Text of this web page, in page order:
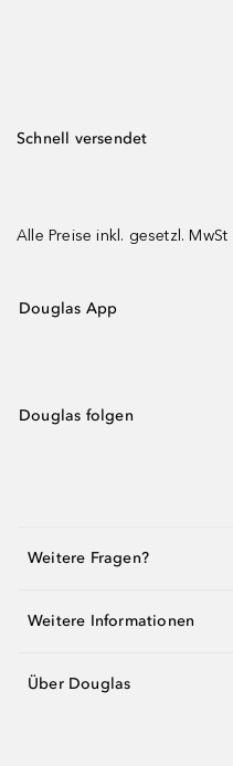
Schnell versendet
Alle Preise inkl. gesetzl. MwSt
Douglas App
Douglas folgen
Weitere Fragen?
Weitere Informationen
Über Douglas